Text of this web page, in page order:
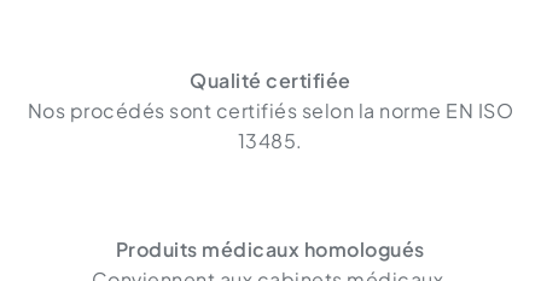
Qualité certifiée
Nos procédés sont certifiés selon la norme EN ISO
13485.
Produits médicaux homologués